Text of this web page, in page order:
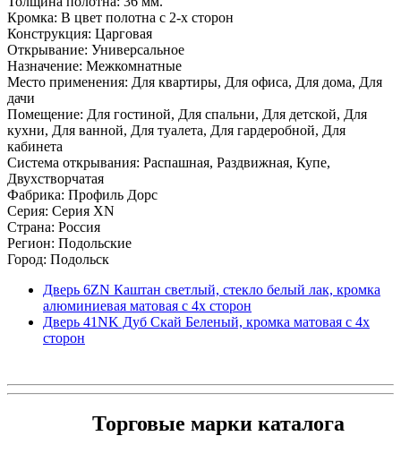
Кромка: В цвет полотна с 2-х сторон
Конструкция: Царговая
Открывание: Универсальное
Назначение: Межкомнатные
Место применения: Для квартиры, Для офиса, Для дома, Для
дачи
Помещение: Для гостиной, Для спальни, Для детской, Для
кухни, Для ванной, Для туалета, Для гардеробной, Для
кабинета
Система открывания: Распашная, Раздвижная, Купе,
Двухстворчатая
Фабрика: Профиль Дорс
Серия: Серия XN
Страна: Россия
Регион: Подольские
Город: Подольск
Дверь 6ZN Каштан светлый, стекло белый лак, кромка
алюминиевая матовая с 4х сторон
Дверь 41NK Дуб Скай Беленый, кромка матовая с 4х
сторон
Торговые марки каталога